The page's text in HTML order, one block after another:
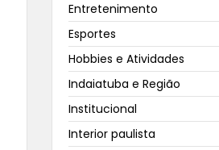
Entretenimento
Esportes
Hobbies e Atividades
Indaiatuba e Região
Institucional
Interior paulista